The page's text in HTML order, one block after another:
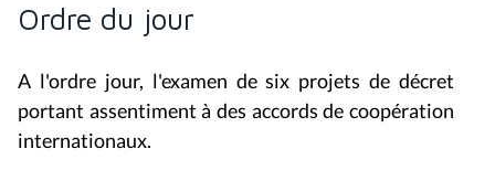
Ordre du jour
A l'ordre jour, l'examen de six projets de décret
portant assentiment à des accords de coopération
internationaux.